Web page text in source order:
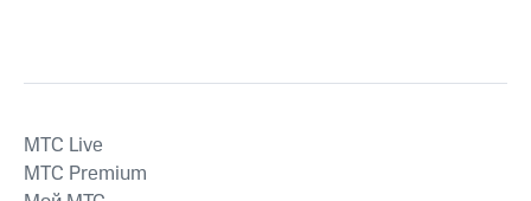
MTС Live
MTС Premium